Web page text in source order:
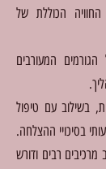
הכוללת של
המעורבים
בשילוב עם טיפול
בסיכויי ההצלחה.
מרכיבים רבים ודורש